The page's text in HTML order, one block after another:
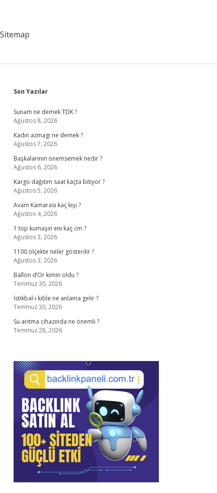
Sitemap
Sidebar
Son Yazılar
Sunam ne demek TDK ?
Ağustos 8, 2026
Kadın azmagı ne demek ?
Ağustos 7, 2026
Başkalarının önemsemek nedir ?
Ağustos 6, 2026
Kargo dağıtım saat kaçta bitiyor ?
Ağustos 5, 2026
Avam Kamarası kaç kişi ?
Ağustos 4, 2026
1 top kumaşın eni kaç cm ?
Ağustos 3, 2026
1100 ölçekte neler gösterilir ?
Ağustos 3, 2026
Ballon d’Or kimin oldu ?
Temmuz 30, 2026
İstikbal-i kıble ne anlama gelir ?
Temmuz 30, 2026
Su arıtma cihazında ne önemli ?
Temmuz 28, 2026